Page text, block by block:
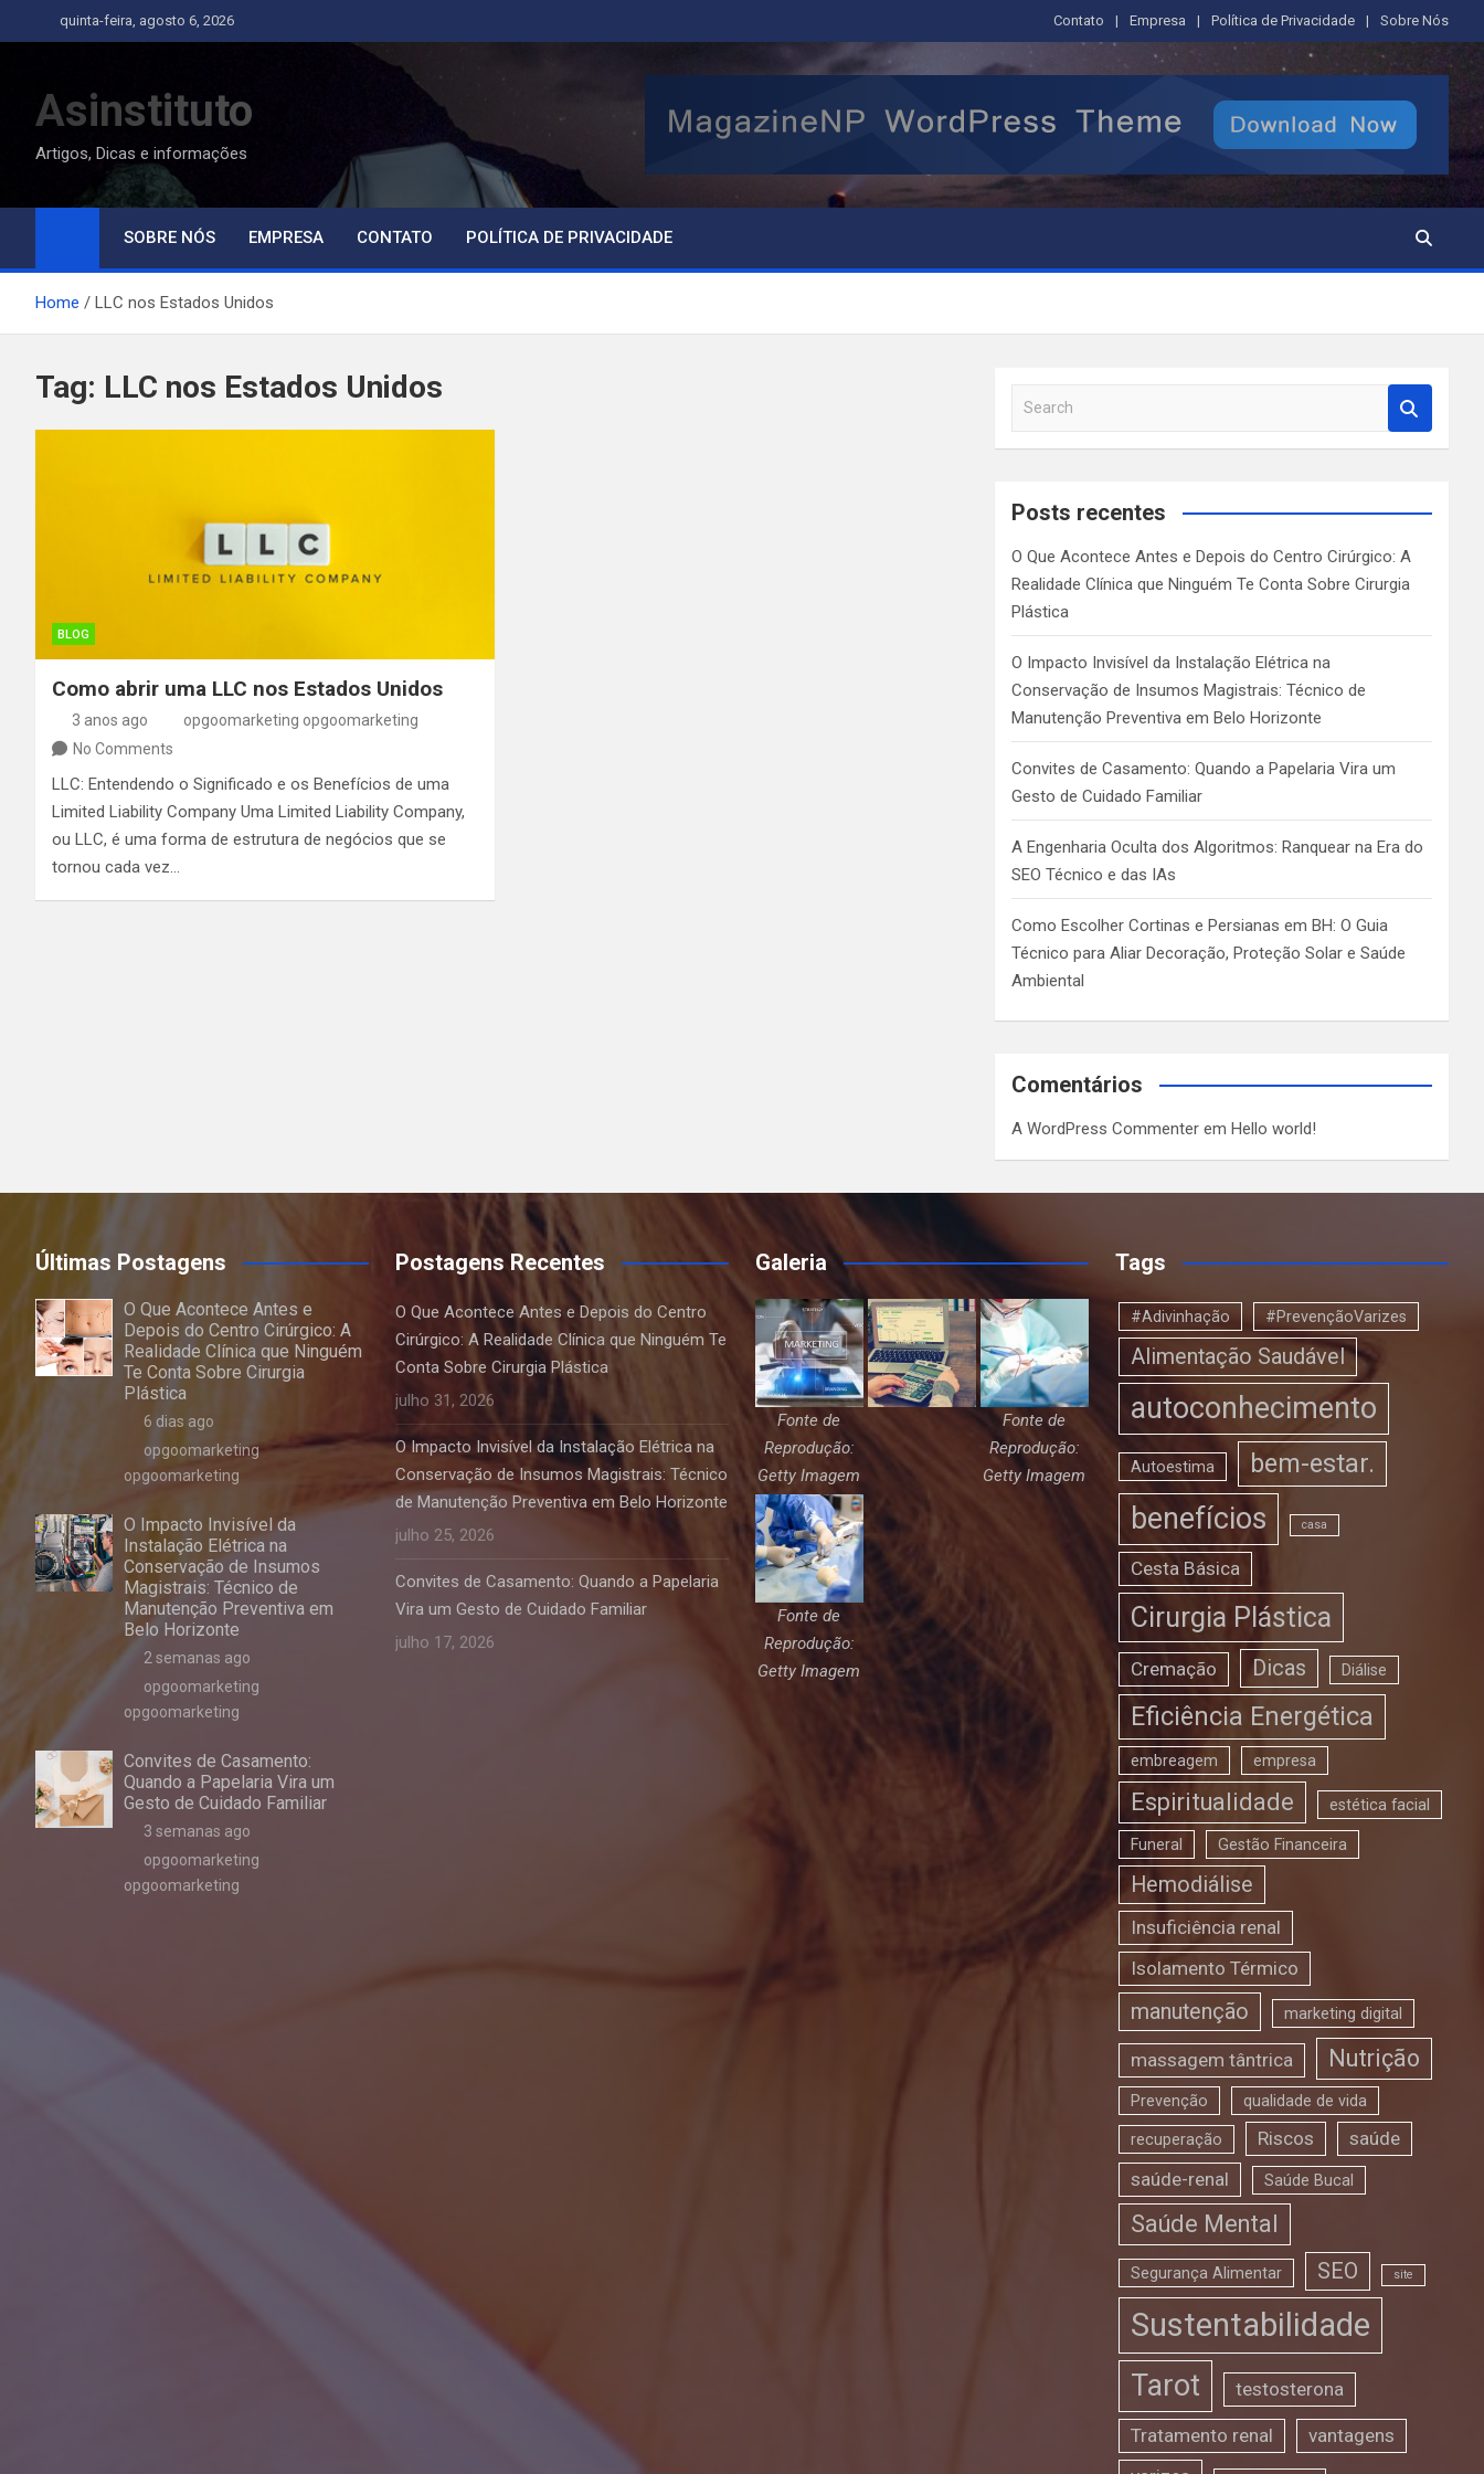
to
quinta-feira, agosto 6, 2026 Contato Empresa Política de Privacidade Sobre Nós
Asinstituto
Artigos, Dicas e informações
SOBRE NÓS EMPRESA CONTATO POLÍTICA DE PRIVACIDADE
Home LLC nos Estados Unidos
Tag: LLC nos Estados Unidos
BLOG
Como abrir uma LLC nos Estados Unidos
3 anos ago
opgoomarketing opgoomarketing
No Comments
LLC: Entendendo o Significado e os Benefícios de uma
Limited Liability Company Uma Limited Liability Company,
ou LLC, é uma forma de estrutura de negócios que se
tornou cada vez…
a
c
Posts recentes
O Que Acontece Antes e Depois do Centro Cirúrgico: A
Realidade Clínica que Ninguém Te Conta Sobre Cirurgia
Plástica
O Impacto Invisível da Instalação Elétrica na
Conservação de Insumos Magistrais: Técnico de
Manutenção Preventiva em Belo Horizonte
Convites de Casamento: Quando a Papelaria Vira um
Gesto de Cuidado Familiar
A Engenharia Oculta dos Algoritmos: Ranquear na Era do
SEO Técnico e das IAs
Como Escolher Cortinas e Persianas em BH: O Guia
Técnico para Aliar Decoração, Proteção Solar e Saúde
Ambiental
Comentários
A WordPress Commenter emHello world!
Últimas Postagens
O Que Acontece Antes e
Depois do Centro Cirúrgico: A
Realidade Clínica que Ninguém
Te Conta Sobre Cirurgia
Plástica
6 dias ago
opgoomarketing
opgoomarketing
O Impacto Invisível da
Instalação Elétrica na
Conservação de Insumos
Magistrais: Técnico de
Manutenção Preventiva em
Belo Horizonte
2 semanas ago
opgoomarketing
opgoomarketing
Convites de Casamento:
Quando a Papelaria Vira um
Gesto de Cuidado Familiar
3 semanas ago
opgoomarketing
opgoomarketing
Postagens Recentes
O Que Acontece Antes e Depois do Centro
Cirúrgico: A Realidade Clínica que Ninguém Te
Conta Sobre Cirurgia Plástica
julho 31, 2026
O Impacto Invisível da Instalação Elétrica na
Conservação de Insumos Magistrais: Técnico
de Manutenção Preventiva em Belo Horizonte
julho 25, 2026
Convites de Casamento: Quando a Papelaria
Vira um Gesto de Cuidado Familiar
julho 17, 2026
Galeria
Fonte de
Reprodução:
Getty Imagem
Fonte de
Reprodução:
Getty Imagem
Fonte de
Reprodução:
Getty Imagem
Tags
#Adivinhação #PrevençãoVarizes
Alimentação Saudável
autoconhecimento
Autoestima bem-estar.
benefícios casa
Cesta Básica
Cirurgia Plástica
Cremação Dicas Diálise
Eficiência Energética
embreagem empresa
Espiritualidade estética facial
Funeral Gestão Financeira
Hemodiálise
Insuficiência renal
Isolamento Térmico
manutenção marketing digital
massagem tântrica Nutrição
Prevenção qualidade de vida
recuperação Riscos
saúde
saúde-renal
Saúde Bucal
Saúde Mental
Segurança Alimentar SEO site
Sustentabilidade
Tarot testosterona
Tratamento renal
vantagens